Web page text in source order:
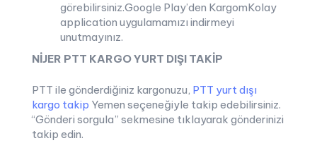
görebilirsiniz.Google Play’den KargomKolay
application uygulamamızı indirmeyi
unutmayınız.
NİJER PTT KARGO YURT DIŞI TAKİP
PTT ile gönderdiğiniz kargonuzu, PTT yurt dışı
kargo takip Yemen seçeneğiyle takip edebilirsiniz.
“Gönderi sorgula” sekmesine tıklayarak gönderinizi
takip edin.